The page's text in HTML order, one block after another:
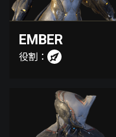
EMBER
役割：